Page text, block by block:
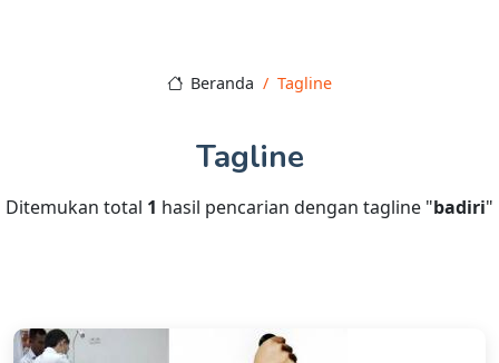
Beranda Tagline
Tagline
Ditemukan total 1 hasil pencarian dengan tagline "badiri"